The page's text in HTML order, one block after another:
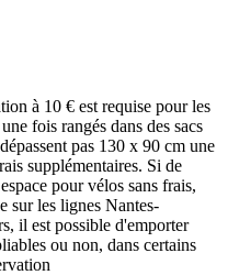
à 10 € est requise pour les
fois rangés dans des sacs
pas 130 x 90 cm une
supplémentaires. Si de
pour vélos sans frais,
sur les lignes Nantes-
il est possible d'emporter
ou non, dans certains